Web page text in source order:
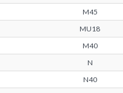
M45
MU18
M40
N
N40